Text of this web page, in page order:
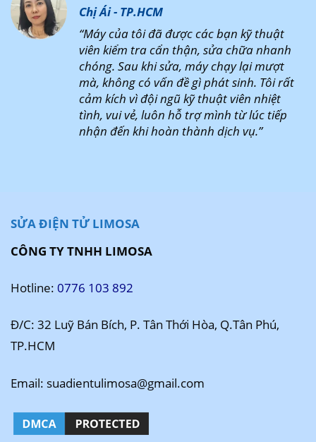
Chị Ái - TP.HCM
“Máy của tôi đã được các bạn kỹ thuật
viên kiểm tra cẩn thận, sửa chữa nhanh
chóng. Sau khi sửa, máy chạy lại mượt
mà, không có vấn đề gì phát sinh. Tôi rất
cảm kích vì đội ngũ kỹ thuật viên nhiệt
tình, vui vẻ, luôn hỗ trợ mình từ lúc tiếp
nhận đến khi hoàn thành dịch vụ.”
SỬA ĐIỆN TỬ LIMOSA
CÔNG TY TNHH LIMOSA
Hotline: 0776 103 892
Đ/C: 32 Luỹ Bán Bích, P. Tân Thới Hòa, Q.Tân Phú,
TP.HCM
Email: suadientulimosa@gmail.com